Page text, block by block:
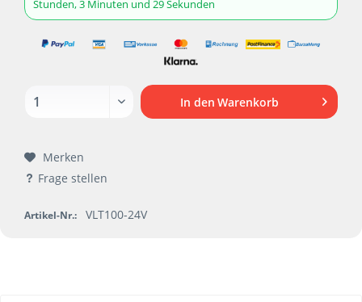
Stunden, 3 Minuten und 29 Sekunden
In den Warenkorb
Merken
Frage stellen
Artikel-Nr.: VLT100-24V